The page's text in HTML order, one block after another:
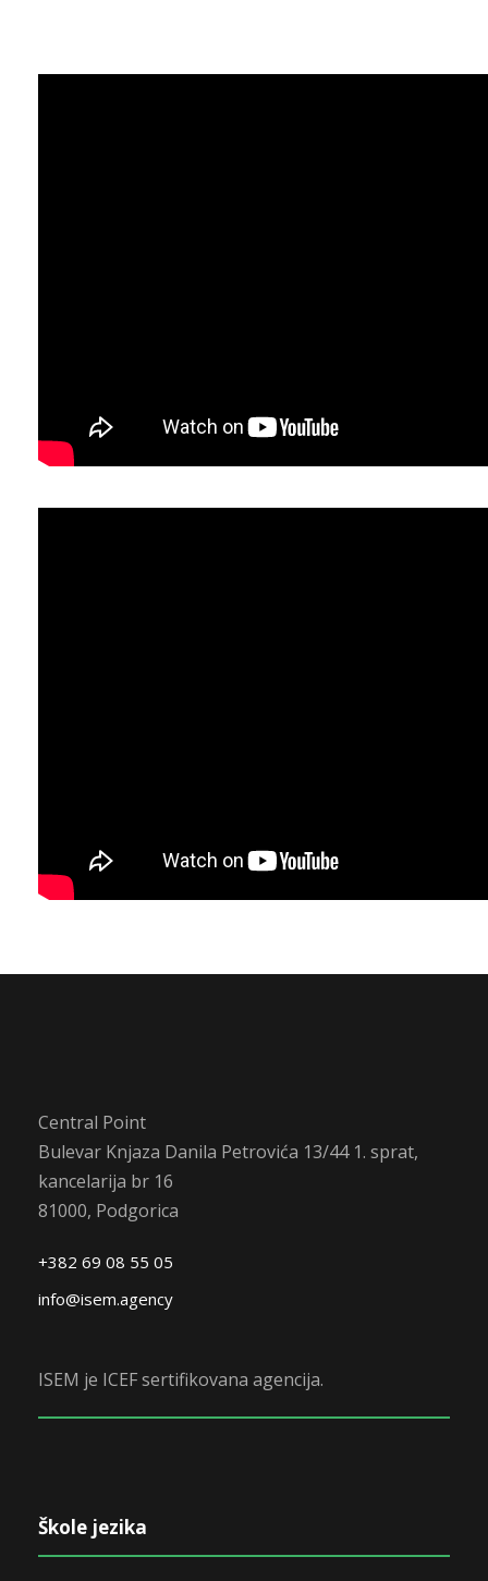
Central Point
Bulevar Knjaza Danila Petrovića 13/44 1. sprat,
kancelarija br 16
81000, Podgorica
+382 69 08 55 05
info@isem.agency
ISEM je ICEF sertifikovana agencija.
Škole jezika